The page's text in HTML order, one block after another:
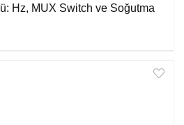
Hz, MUX Switch ve Soğutma